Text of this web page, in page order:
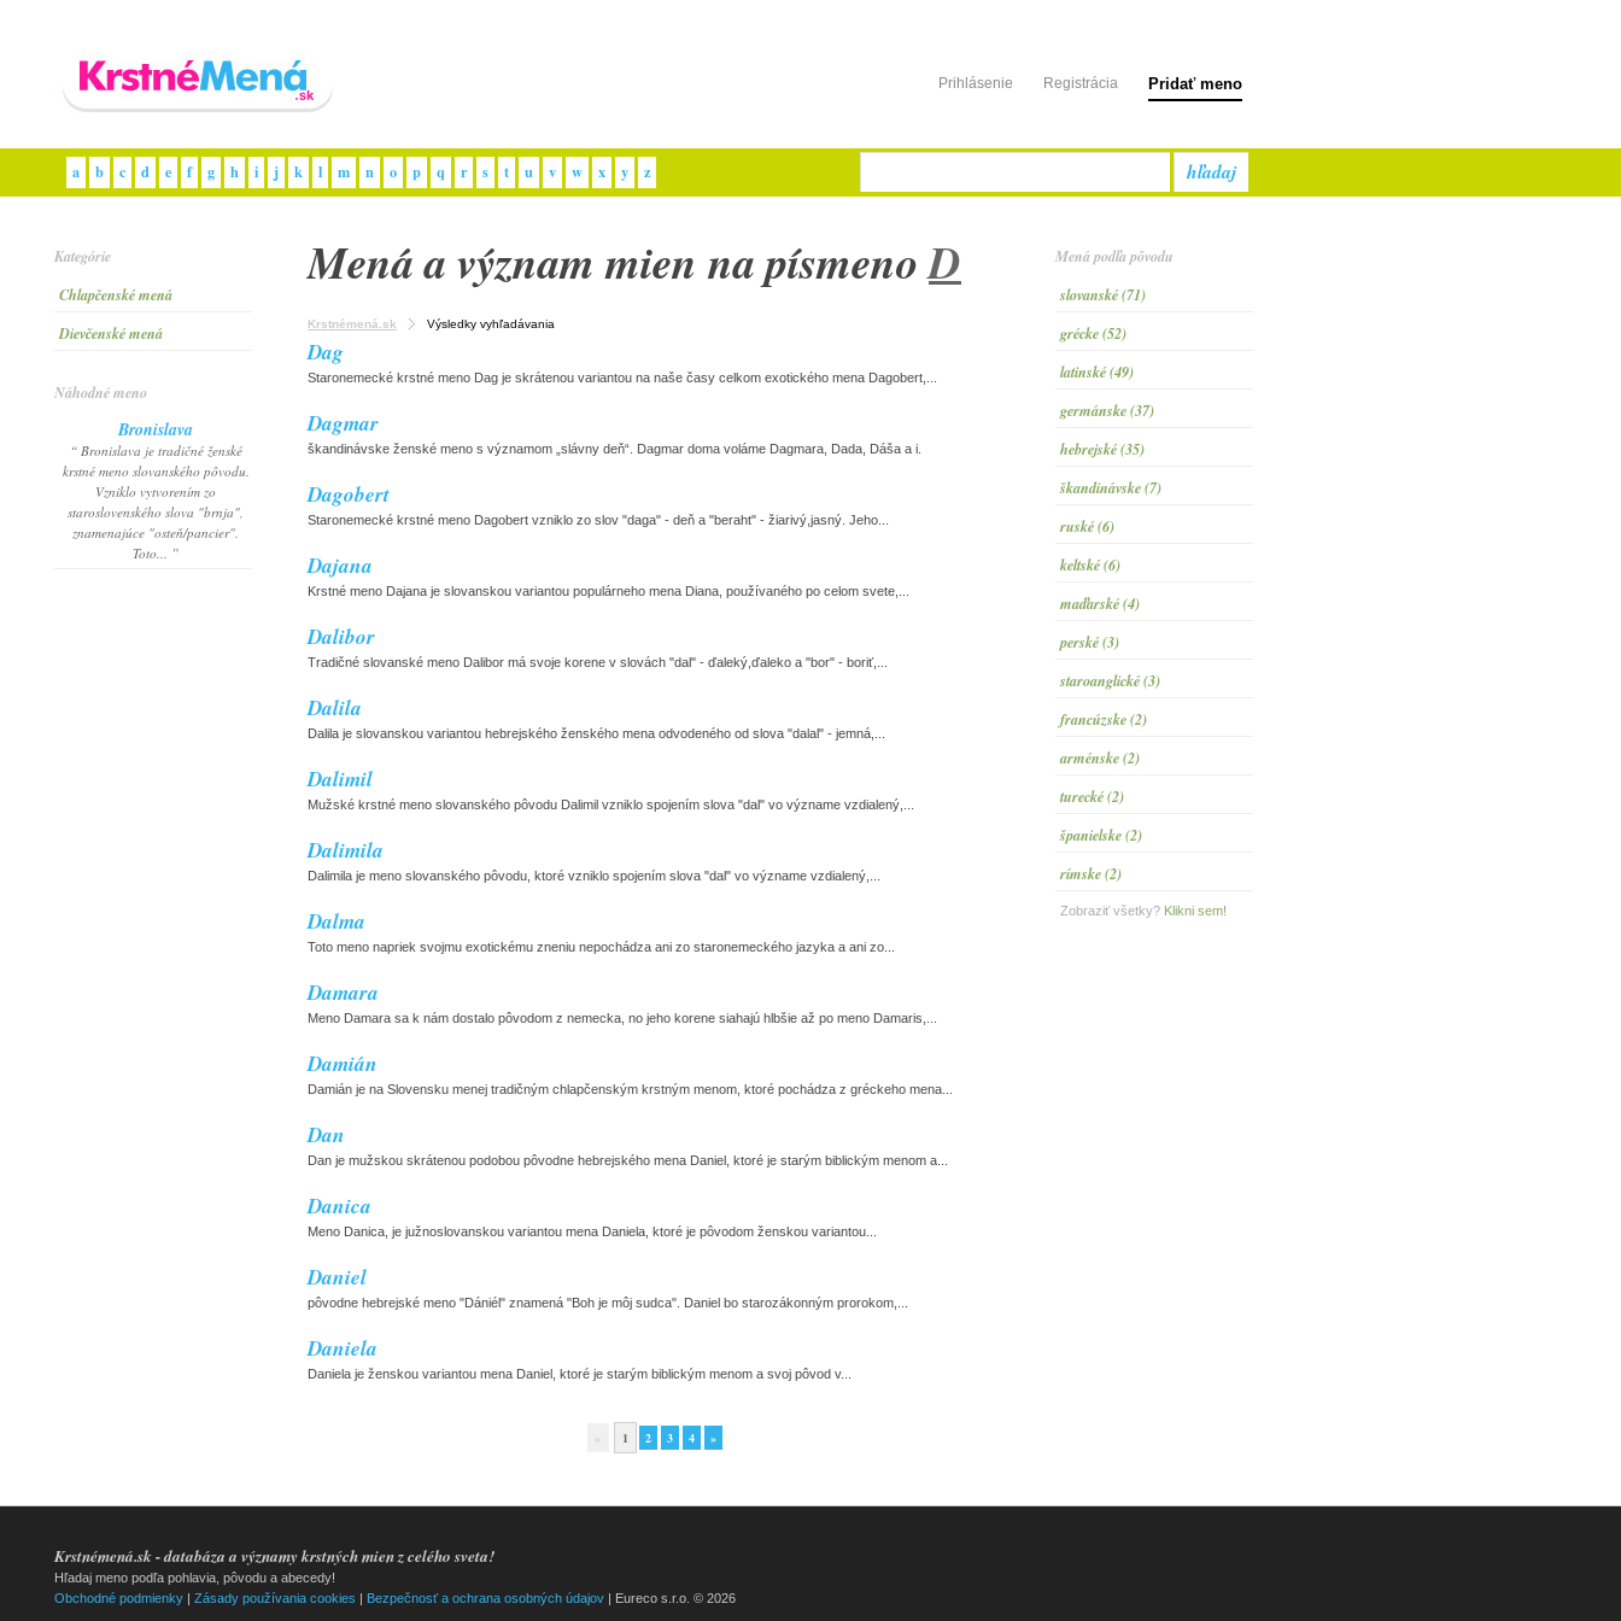
Prihlásenie Registrácia Pridať meno
a b c d e f g h i j k l m n o p q r s t u v w x y z hľadaj
Kategórie
Chlapčenské mená
Dievčenské mená
Náhodné meno
Bronislava
“ Bronislava je tradičné ženské
krstné meno slovanského pôvodu.
Vzniklo vytvorením zo
staroslovenského slova "brnja",
znamenajúce "osteň/pancier".
Toto... ”
Mená a význam mien na písmenoD
Krstnémená.sk Výsledky vyhľadávania
Dag
Staronemecké krstné meno Dag je skrátenou variantou na naše časy celkom exotického mena Dagobert,...
Dagmar
škandinávske ženské meno s významom „slávny deň“. Dagmar doma voláme Dagmara, Dada, Dáša a i.
Dagobert
Staronemecké krstné meno Dagobert vzniklo zo slov "daga" - deň a "beraht" - žiarivý,jasný. Jeho...
Dajana
Krstné meno Dajana je slovanskou variantou populárneho mena Diana, používaného po celom svete,...
Dalibor
Tradičné slovanské meno Dalibor má svoje korene v slovách "dal" - ďaleký,ďaleko a "bor" - boriť,...
Dalila
Dalila je slovanskou variantou hebrejského ženského mena odvodeného od slova "dalal" - jemná,...
Dalimil
Mužské krstné meno slovanského pôvodu Dalimil vzniklo spojením slova "dal" vo význame vzdialený,...
Dalimila
Dalimila je meno slovanského pôvodu, ktoré vzniklo spojením slova "dal" vo význame vzdialený,...
Dalma
Toto meno napriek svojmu exotickému zneniu nepochádza ani zo staronemeckého jazyka a ani zo...
Damara
Meno Damara sa k nám dostalo pôvodom z nemecka, no jeho korene siahajú hlbšie až po meno Damaris,...
Damián
Damián je na Slovensku menej tradičným chlapčenským krstným menom, ktoré pochádza z gréckeho mena...
Dan
Dan je mužskou skrátenou podobou pôvodne hebrejského mena Daniel, ktoré je starým biblickým menom a...
Danica
Meno Danica, je južnoslovanskou variantou mena Daniela, ktoré je pôvodom ženskou variantou...
Daniel
pôvodne hebrejské meno "Dániél" znamená "Boh je môj sudca". Daniel bo starozákonným prorokom,...
Daniela
Daniela je ženskou variantou mena Daniel, ktoré je starým biblickým menom a svoj pôvod v...
« 1 2 3 4 »
Mená podľa pôvodu
slovanské (71)
grécke (52)
latinské (49)
germánske (37)
hebrejské (35)
škandinávske (7)
ruské (6)
keltské (6)
maďarské (4)
perské (3)
staroanglické (3)
francúzske (2)
arménske (2)
turecké (2)
španielske (2)
rímske (2)
Zobraziť všetky? Klikni sem!
Krstnémená.sk - databáza a významy krstných mien z celého sveta!
Hľadaj meno podľa pohlavia, pôvodu a abecedy!
Obchodné podmienky
Zásady používania cookies Bezpečnosť a ochrana osobných údajov | Eureco s.r.o. © 2026